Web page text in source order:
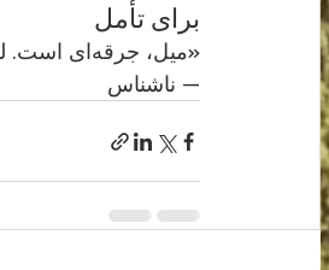
برای تأمل
«میل، جرقه‌ای است. لذت، هنری است. صمیمیت، راهی است.»
— ناشناس